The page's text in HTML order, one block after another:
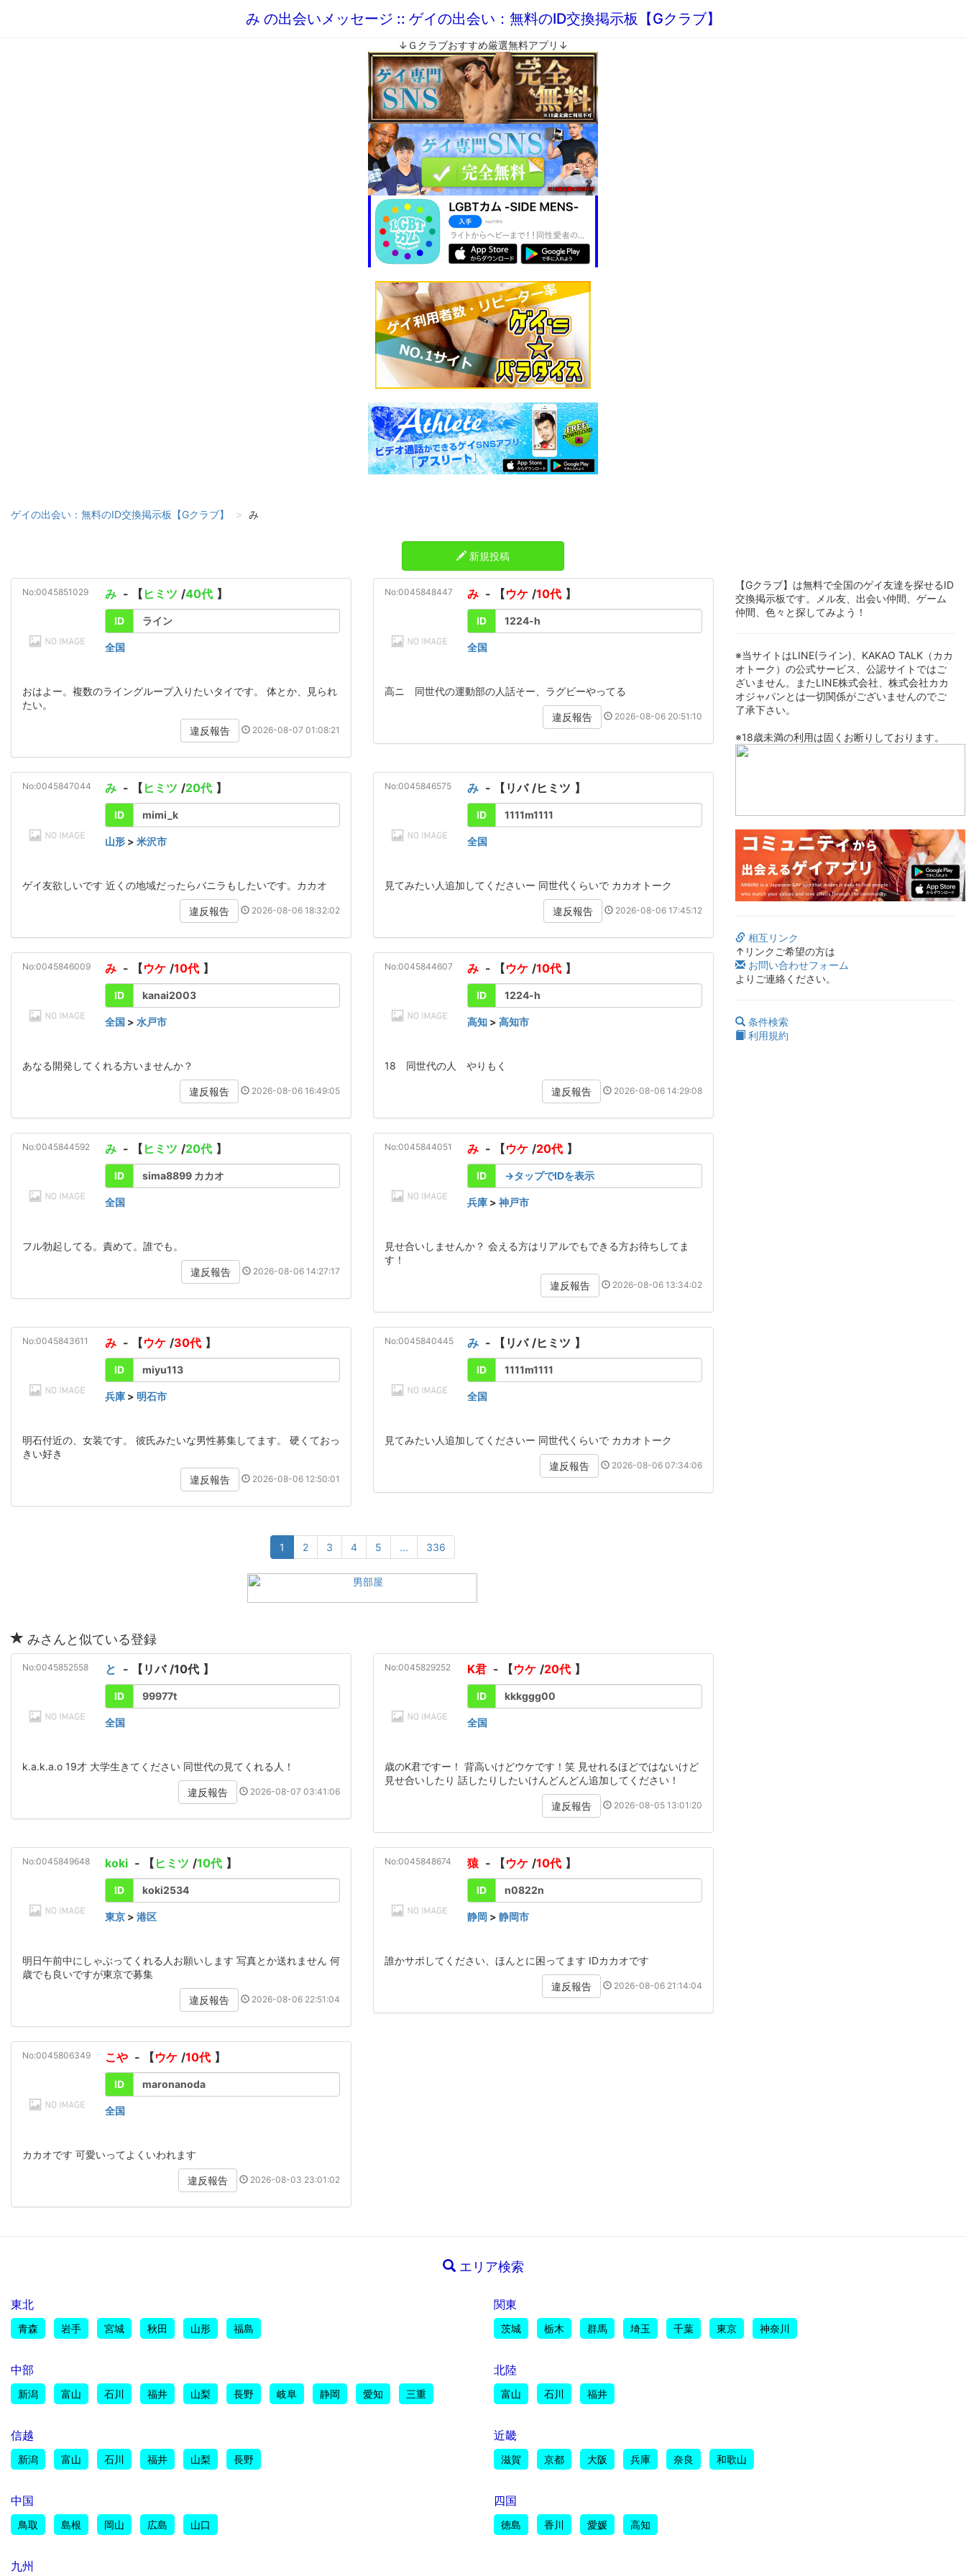
み の出会いメッセージ :: ゲイの出会い：無料のID交換掲示板【Gクラブ】
↓Ｇクラブおすすめ厳選無料アプリ↓
ゲイの出会い：無料のID交換掲示板【Gクラブ】 み
新規投稿
No:0045851029 み - 【 ヒミツ /40代 】
ID ライン
全国
おはよー。複数のライングループ入りたいタイです。 体とか、見られ
たい。
違反報告 2026-08-07 01:08:21
No:0045848447 み - 【ウケ /10代 】
ID 1224-h
全国
高ニ 同世代の運動部の人話そー、ラグビーやってる
違反報告 2026-08-06 20:51:10
No:0045847044 み - 【 ヒミツ /20代 】
ID mimi_k
山形 > 米沢市
ゲイ友欲しいです 近くの地域だったらバニラもしたいです。カカオ
違反報告 2026-08-06 18:32:02
No:0045846575 み - 【 リバ /ヒミツ 】
ID 1111m1111
全国
見てみたい人追加してくださいー 同世代くらいで カカオトーク
違反報告 2026-08-06 17:45:12
No:0045846009 み - 【ウケ /10代 】
ID kanai2003
全国 > 水戸市
あなる開発してくれる方いませんか？
違反報告 2026-08-06 16:49:05
No:0045844607 み - 【ウケ /10代 】
ID 1224-h
高知 > 高知市
18 同世代の人 やりもく
違反報告 2026-08-06 14:29:08
No:0045844592 み - 【 ヒミツ /20代 】
ID sima8899 カカオ
全国
フル勃起してる。責めて。誰でも。
違反報告 2026-08-06 14:27:17
No:0045844051 み - 【ウケ /20代 】
ID →タップでIDを表示
兵庫 > 神戸市
見せ合いしませんか？ 会える方はリアルでもできる方お待ちしてま
す！
違反報告 2026-08-06 13:34:02
No:0045843611 み - 【ウケ /30代 】
ID miyu113
兵庫 > 明石市
明石付近の、女装です。 彼氏みたいな男性募集してます。 硬くておっ
きい好き
違反報告 2026-08-06 12:50:01
No:0045840445 み - 【 リバ /ヒミツ 】
ID 1111m1111
全国
見てみたい人追加してくださいー 同世代くらいで カカオトーク
違反報告 2026-08-06 07:34:06
1 2 3 4 5 ... 336
みさんと似ている登録
No:0045852558 と - 【 リバ /10代 】
ID 99977t
全国
k.a.k.a.o 19才 大学生きてください 同世代の見てくれる人！
違反報告 2026-08-07 03:41:06
No:0045829252 K君 - 【ウケ /20代 】
ID kkkggg00
全国
歳のK君ですー！ 背高いけどウケです！笑 見せれるほどではないけど
見せ合いしたり 話したりしたいけんどんどん追加してください！
違反報告 2026-08-05 13:01:20
No:0045849648 koki - 【 ヒミツ /10代 】
ID koki2534
東京 > 港区
明日午前中にしゃぶってくれる人お願いします 写真とか送れません 何
歳でも良いですが東京で募集
違反報告 2026-08-06 22:51:04
No:0045848674 猿 - 【ウケ /10代 】
ID n0822n
静岡 > 静岡市
誰かサポしてください、ほんとに困ってます IDカカオです
違反報告 2026-08-06 21:14:04
No:0045806349 こや - 【ウケ /10代 】
ID maronanoda
全国
カカオです 可愛いってよくいわれます
違反報告 2026-08-03 23:01:02
【Gクラブ】は無料で全国のゲイ友達を探せるID
交換掲示板です。メル友、出会い仲間、ゲーム
仲間、色々と探してみよう！
※当サイトはLINE(ライン)、KAKAO TALK（カカ
オトーク）の公式サービス、公認サイトではご
ざいません。またLINE株式会社、株式会社カカ
オジャパンとは一切関係がございませんのでご
了承下さい。
※18歳未満の利用は固くお断りしております。
相互リンク
↑リンクご希望の方は
お問い合わせフォーム
よりご連絡ください。
条件検索
利用規約
エリア検索
東北
青森 岩手 宮城 秋田 山形 福島
関東
茨城 栃木 群馬 埼玉 千葉 東京 神奈川
中部
新潟 富山 石川 福井 山梨 長野 岐阜 静岡 愛知 三重
北陸
富山 石川 福井
信越
新潟 富山 石川 福井 山梨 長野
近畿
滋賀 京都 大阪 兵庫 奈良 和歌山
中国
鳥取 島根 岡山 広島 山口
四国
徳島 香川 愛媛 高知
九州